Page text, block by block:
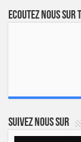
Ecoutez nous sur
Suivez nous sur